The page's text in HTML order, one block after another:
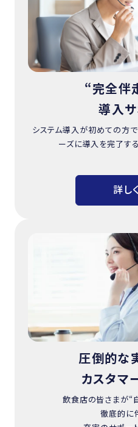
“完全伴
導入
システム導入が初めての方
ーズに導入を完了す
詳し
圧倒的な
カスタマ
飲食店の皆さまが“
徹底的に